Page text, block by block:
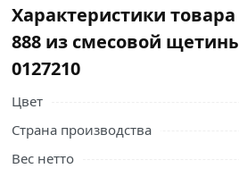
Характеристики
888 из смесовой
0127210
Цвет
Страна производства
Вес нетто